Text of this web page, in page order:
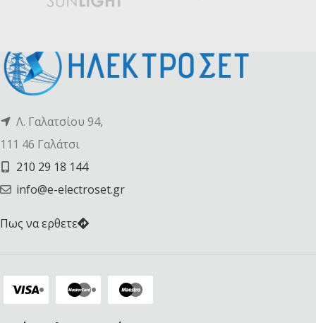
Λ. Γαλατσίου 94,
111 46 Γαλάτσι
210 29 18 144
info@e-electroset.gr
Πως να ερθετε